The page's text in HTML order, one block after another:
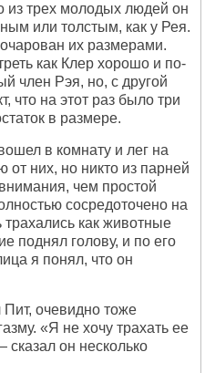
из трех молодых людей он
или толстым, как у Рея.
их размерами.
как Клер хорошо и по-
член Рэя, но, с другой
что на этот раз было три
в размере.
в комнату и лег на
от них, но никто из парней
чем простой
сосредоточено на
как животные
поднял голову, и по его
я понял, что он
очевидно тоже
«Я не хочу трахать ее
сказал он несколько